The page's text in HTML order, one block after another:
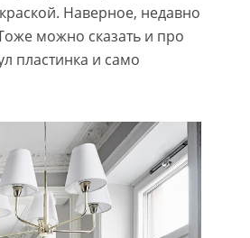
Наверное, недавно
можно сказать и про
пластинка и само